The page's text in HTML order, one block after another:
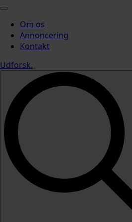
Om os
Annoncering
Kontakt
Udforsk.